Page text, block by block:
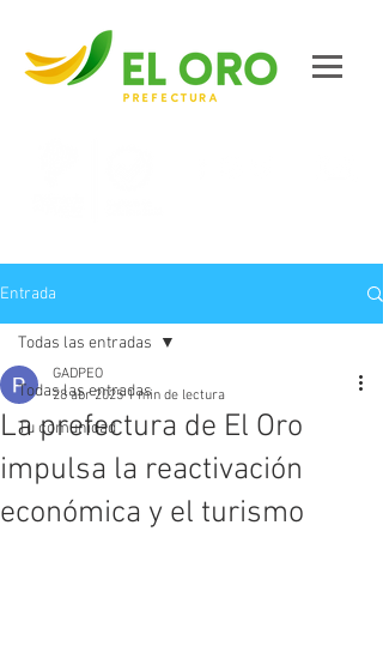
Entrada
Todas las entradas
Tu comunidad
Todas las entradas
La prefectura de El Oro
impulsa la reactivación
económica y el turismo
GADPEO
28 abr 2025 1 min de lectura